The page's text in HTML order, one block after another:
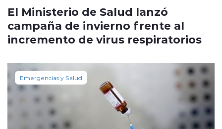
El Ministerio de Salud lanzó
campaña de invierno frente al
incremento de virus respiratorios
Emergencias y Salud